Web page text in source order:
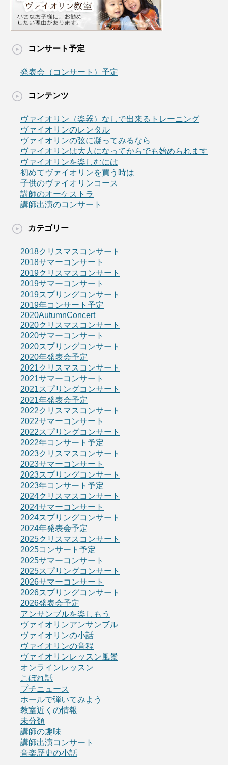
コンサート予定
発表会（コンサート）予定
コンテンツ
ヴァイオリン（楽器）なしで出来るトレーニング
ヴァイオリンのレンタル
ヴァイオリンの弦に凝ってみるなら
ヴァイオリンは大人になってからでも始められます
ヴァイオリンを楽しむには
初めてヴァイオリンを買う時は
子供のヴァイオリンコース
講師のオーケストラ
講師出演のコンサート
カテゴリー
2018クリスマスコンサート
2018サマーコンサート
2019クリスマスコンサート
2019サマーコンサート
2019スプリングコンサート
2019年コンサート予定
2020AutumnConcert
2020クリスマスコンサート
2020サマーコンサート
2020スプリングコンサート
2020年発表会予定
2021クリスマスコンサート
2021サマーコンサート
2021スプリングコンサート
2021年発表会予定
2022クリスマスコンサート
2022サマーコンサート
2022スプリングコンサート
2022年コンサート予定
2023クリスマスコンサート
2023サマーコンサート
2023スプリングコンサート
2023年コンサート予定
2024クリスマスコンサート
2024サマーコンサート
2024スプリングコンサート
2024年発表会予定
2025クリスマスコンサート
2025コンサート予定
2025サマーコンサート
2025スプリングコンサート
2026サマーコンサート
2026スプリングコンサート
2026発表会予定
アンサンブルを楽しもう
ヴァイオリンアンサンブル
ヴァイオリンの小話
ヴァイオリンの音程
ヴァイオリンレッスン風景
オンラインレッスン
こぼれ話
プチニュース
ホールで弾いてみよう
教室近くの情報
未分類
講師の趣味
講師出演コンサート
音楽歴史の小話